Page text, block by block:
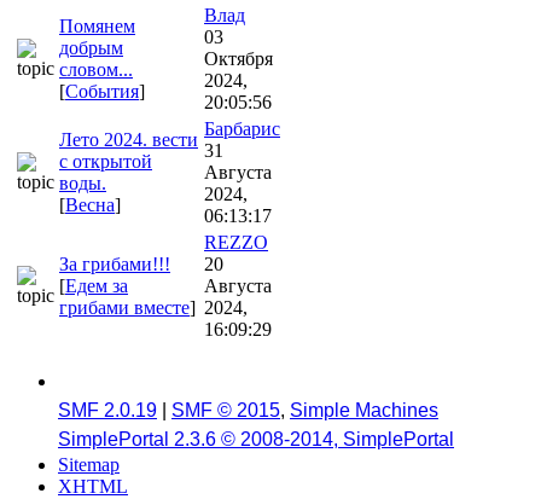
Помянем
добрым
словом...
[События]
Влад
03
Октября
2024,
20:05:56
Лето 2024. вести
с открытой
воды.
[Весна]
Барбарис
31
Августа
2024,
06:13:17
За грибами!!!
[Едем за
грибами вместе]
REZZO
20
Августа
2024,
16:09:29
SMF 2.0.19 SMF © 2015, Simple Machines
SimplePortal 2.3.6 © 2008-2014, SimplePortal
Sitemap
XHTML